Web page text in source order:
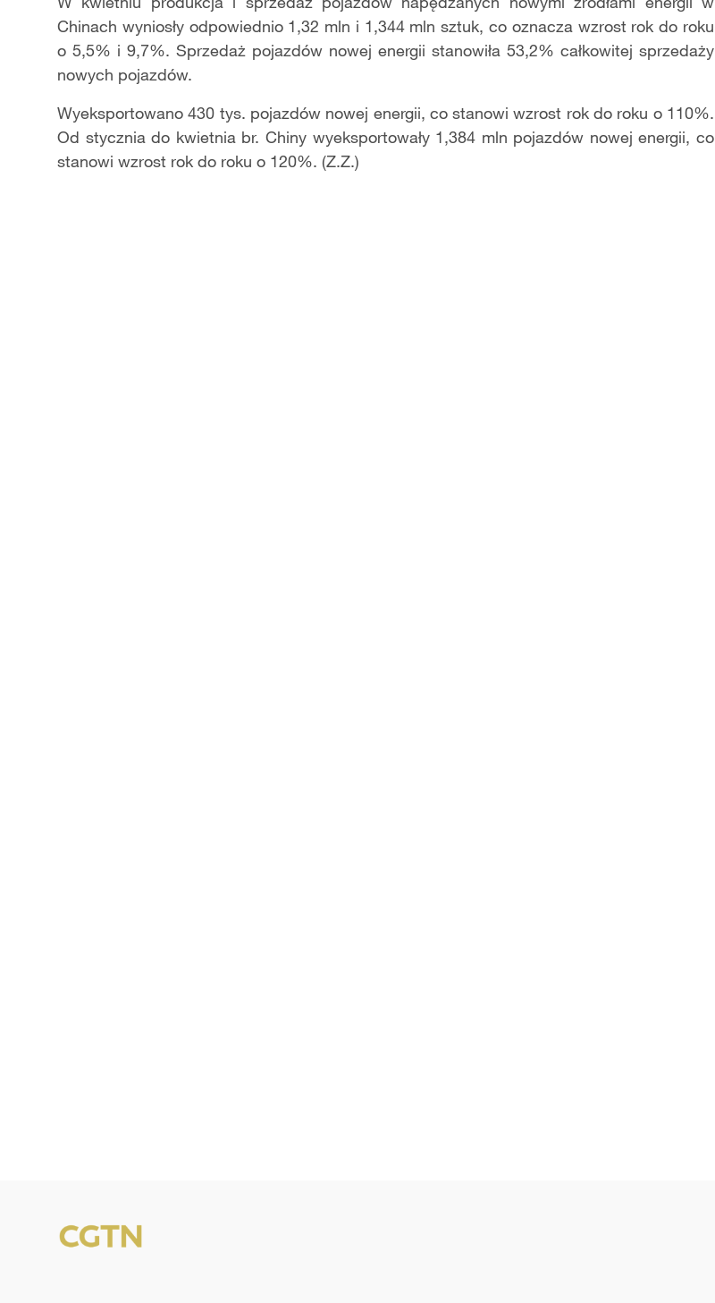
Chinach wyniosły odpowiednio 1,32 mln i 1,344 mln sztuk, co oznacza wzrost rok do roku
o 5,5% i 9,7%. Sprzedaż pojazdów nowej energii stanowiła 53,2% całkowitej sprzedaży
nowych pojazdów.
Wyeksportowano 430 tys. pojazdów nowej energii, co stanowi wzrost rok do roku o 110%.
Od stycznia do kwietnia br. Chiny wyeksportowały 1,384 mln pojazdów nowej energii, co
stanowi wzrost rok do roku o 120%. (Z.Z.)